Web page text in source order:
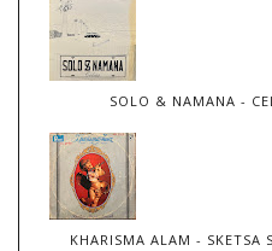
SOLO & NAMANA -
KHARISMA ALAM - SKETSA